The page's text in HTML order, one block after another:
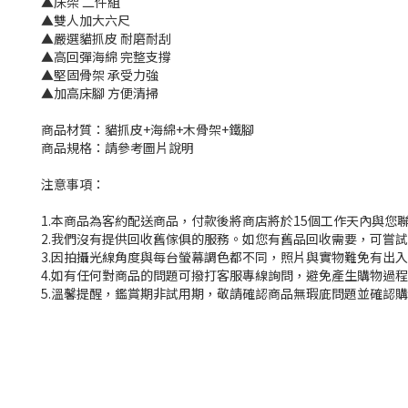
▲雙人加大六尺
▲嚴選貓抓皮 耐磨耐刮
▲高回彈海綿 完整支撐
▲堅固骨架 承受力強
▲加高床腳 方便清掃
商品材質：貓抓皮+海綿+木骨架+鐵腳
商品規格：請參考圖片說明
注意事項：
1.本商品為客約配送商品，付款後將商店將於15個工作天內與
2.我們沒有提供回收舊傢俱的服務。如您有舊品回收需要，可
3.因拍攝光線角度與每台螢幕調色都不同，照片與實物難免有出
4.如有任何對商品的問題可撥打客服專線詢問，避免產生購物過
5.溫馨提醒，鑑賞期非試用期，敬請確認商品無瑕庛問題並確認